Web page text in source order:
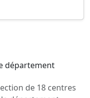
département
de 18 centres